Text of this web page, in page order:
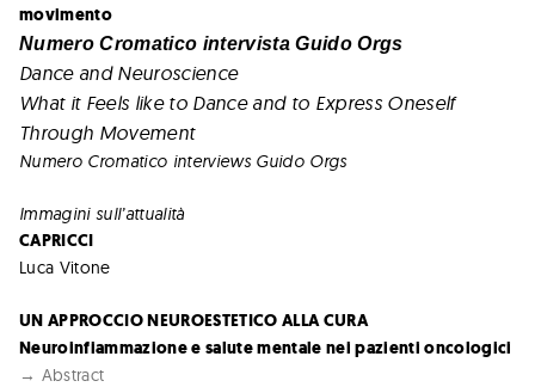
movimento
Numero Cromatico intervista Guido Orgs
Dance and Neuroscience
What it Feels like to Dance and to Express Oneself
Through Movement
Numero Cromatico interviews Guido Orgs
Immagini sull’attualità
CAPRICCI
Luca Vitone
UN APPROCCIO NEUROESTETICO ALLA CURA
Neuroinfiammazione e salute mentale nei pazienti oncologici
→ Abstract